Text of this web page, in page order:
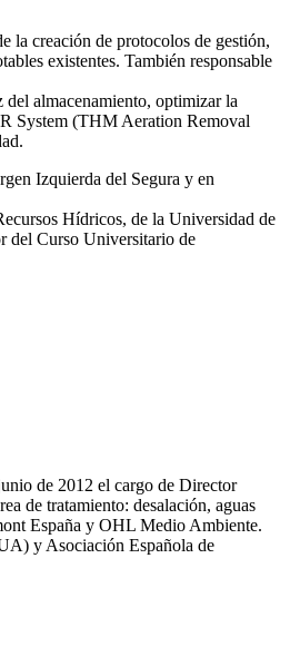
la creación de protocolos de gestión,
existentes. También responsable
almacenamiento, optimizar la
System (THM Aeration Removal
Izquierda del Segura y en
Hídricos, de la Universidad de
del Curso Universitario de
de 2012 el cargo de Director
de tratamiento: desalación, aguas
España y OHL Medio Ambiente.
y Asociación Española de